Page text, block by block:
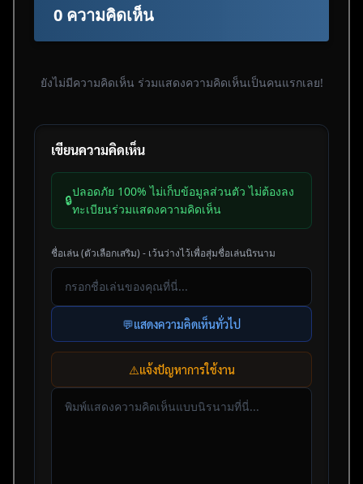
0 ความคิดเห็น
ยังไม่มีความคิดเห็น ร่วมแสดงความคิดเห็นเป็นคนแรกเลย!
เขียนความคิดเห็น
🔒
ปลอดภัย 100% ไม่เก็บข้อมูลส่วนตัว ไม่ต้องลง
ทะเบียนร่วมแสดงความคิดเห็น
ชื่อเล่น (ตัวเลือกเสริม) - เว้นว่างไว้เพื่อสุ่มชื่อเล่นนิรนาม
💬แสดงความคิดเห็นทั่วไป
⚠️แจ้งปัญหาการใช้งาน